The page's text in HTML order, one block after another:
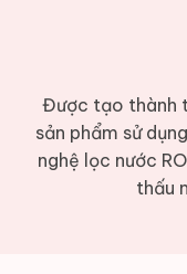
Được tạo thành
sản phẩm sử
nghệ lọc nước
thấu